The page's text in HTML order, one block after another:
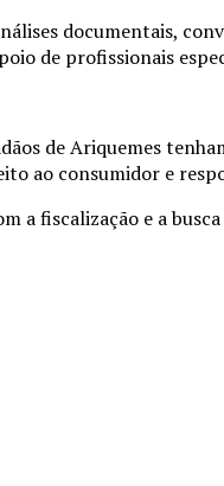
documentais,
de profissionais
de Ariquemes
ao consumidor e
a fiscalização e a